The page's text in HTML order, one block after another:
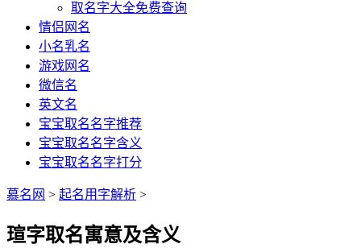
取名字大全免费查询
情侣网名
小名乳名
游戏网名
微信名
英文名
宝宝取名名字推荐
宝宝取名名字含义
宝宝取名名字打分
慕名网 > 起名用字解析 >
瑄字取名寓意及含义